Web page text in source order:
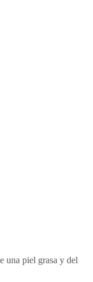
una piel grasa y del